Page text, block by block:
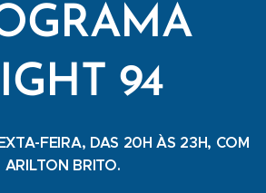
94
FEIRA, DAS 20H ÀS 23H, COM
ARILTON BRITO.